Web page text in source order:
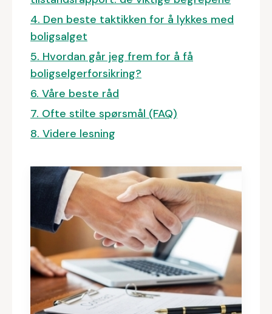
4. Den beste taktikken for å lykkes med
boligsalget
5. Hvordan går jeg frem for å få
boligselgerforsikring?
6. Våre beste råd
7. Ofte stilte spørsmål (FAQ)
8. Videre lesning